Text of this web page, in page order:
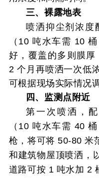
三、裸露地表
喷洒抑尘剂浓度
（ 10 吨水车需 10
好，覆盖的多则膜厚
2 个月再喷洒一次低
可根据现场实际情况
四、监测点附近
第一次喷洒，
（ 10 吨水车需 40
枪，将可将 50-80 米
和建筑物屋顶喷洒，
道路可按 1 吨水加 2